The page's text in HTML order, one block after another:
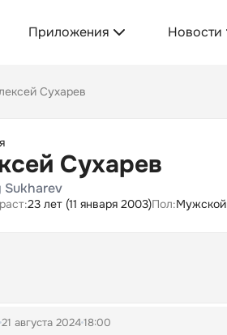
Приложения Новости
Сухарев
Сухарев
Sukharev
23 лет (11 января 2003)Пол:Мужской
21 августа 202418:00